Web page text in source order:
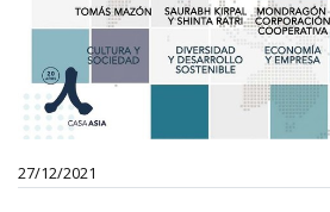
27/12/2021